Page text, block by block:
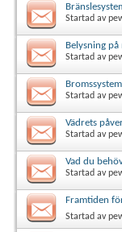
Startad av
Belysning
Startad av
Startad av
Vädrets
Startad av
Vad du
Startad av
Framtiden
Startad av